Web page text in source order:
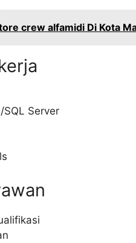
crew alfamidi Di Kota
SQL Server